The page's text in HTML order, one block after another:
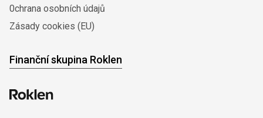
0chrana osobních údajů
Zásady cookies (EU)
Finanční skupina Roklen